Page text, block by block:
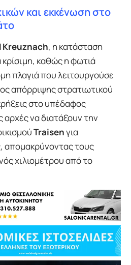
και εκκένωση στο
Kreuznach, η κατάσταση
κρίσιμη, καθώς η φωτιά
πλαγιά που λειτουργούσε
απόρριψης στρατιωτικού
στο υπέδαφος
αρχές να διατάξουν την
Traisenγια
απομακρύνοντας τους
χιλιομέτρου από το